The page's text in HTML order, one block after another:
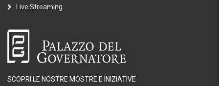
Live Streaming
SCOPRI LE NOSTRE MOSTRE E INIZIATIVE